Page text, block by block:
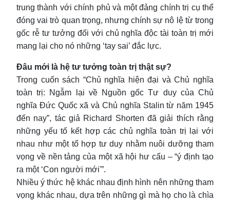
trung thành với chính phủ và một đảng chính trị cụ thể
đóng vai trò quan trọng, nhưng chính sự nô lệ từ trong
gốc rễ tư tưởng đối với chủ nghĩa độc tài toàn trị mới
mang lại cho nó những ‘tay sai’ đắc lực.
Đâu mới là hệ tư tưởng toàn trị thật sự?
Trong cuốn sách “Chủ nghĩa hiện đại và Chủ nghĩa
toàn trị: Ngẫm lại về Nguồn gốc Tư duy của Chủ
nghĩa Đức Quốc xã và Chủ nghĩa Stalin từ năm 1945
đến nay”, tác giả Richard Shorten đã giải thích rằng
những yếu tố kết hợp các chủ nghĩa toàn trị lại với
nhau như một tổ hợp tư duy nhằm nuôi dưỡng tham
vọng về nền tảng của một xã hội hư cấu – “ý định tạo
ra một ‘Con người mới'”.
Nhiều ý thức hệ khác nhau định hình nên những tham
vọng khác nhau, dựa trên những gì mà họ cho là chìa